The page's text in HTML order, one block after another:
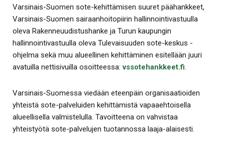
Varsinais-Suomen sote-kehittämisen suuret päähankkeet,
Varsinais-Suomen sairaanhoitopiirin hallinnointivastuulla
oleva Rakenneuudistushanke ja Turun kaupungin
hallinnointivastuulla oleva Tulevaisuuden sote-keskus -
ohjelma sekä muu alueellinen kehittäminen esitellään juuri
avatuilla nettisivuilla osoitteessa:vssotehankkeet.fi.
Varsinais-Suomessa viedään eteenpäin organisaatioiden
yhteistä sote-palveluiden kehittämistä vapaaehtoisella
alueellisella valmistelulla. Tavoitteena on vahvistaa
yhteistyötä sote-palvelujen tuotannossa laaja-alaisesti.